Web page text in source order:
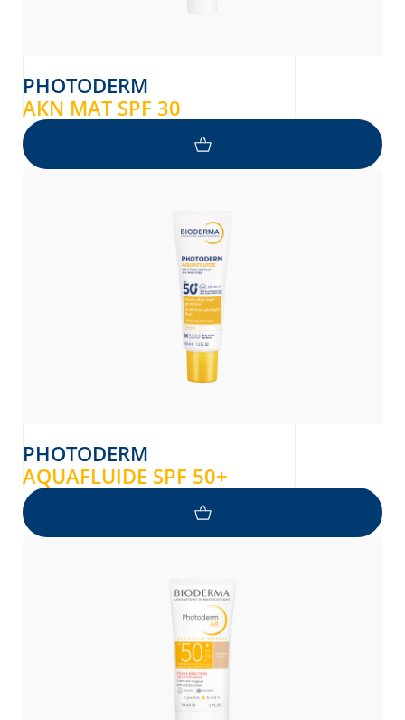
PHOTODERM
AKN MAT SPF 30
PHOTODERM
AQUAFLUIDE SPF 50+